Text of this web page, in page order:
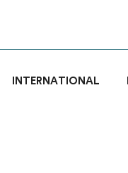
INTERNATIONAL